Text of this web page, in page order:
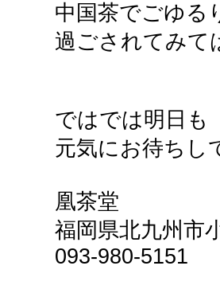
中国茶でごゆる
過ごされてみて
ではでは明日も
元気にお待ちし
凰茶堂
福岡県北九州市
093-980-5151